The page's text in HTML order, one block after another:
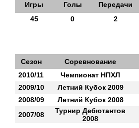
Игры Голы Передачи
45
0 2
Сезон Соревнование
2010/11
Чемпионат НПХЛ
2009/10
Летний Кубок 2009
2008/09
Летний Кубок 2008
2007/08
Турнир Дебютантов
2008